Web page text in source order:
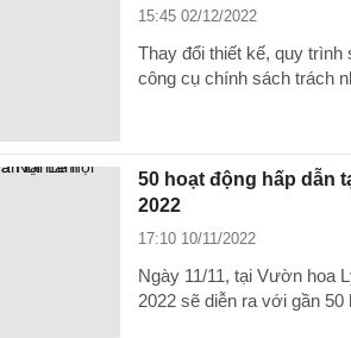
15:45 02/12/2022
Thay đổi thiết kế, quy
công cụ chính sách trách
50 hoạt động hấp dẫn
2022
17:10 10/11/2022
Ngày 11/11, tại Vườn hoa
2022 sẽ diễn ra với gần